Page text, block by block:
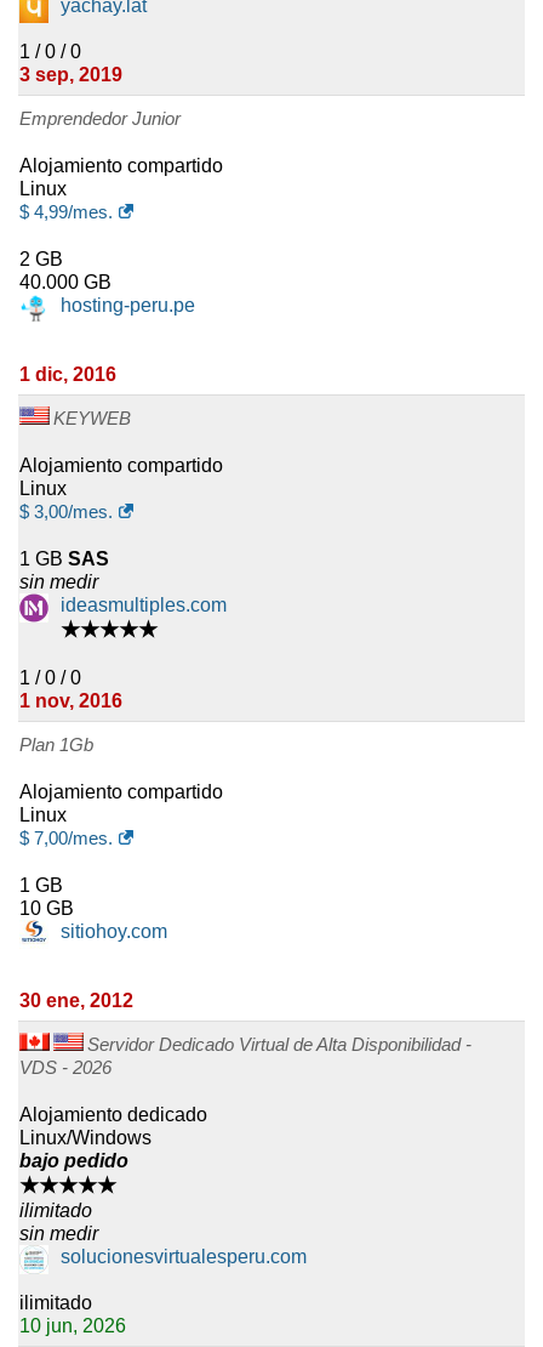
yachay.lat
1 / 0 / 0
3 sep, 2019
Emprendedor Junior
Alojamiento compartido
Linux
$ 4,99/mes.
2 GB
40.000 GB
hosting-peru.pe
1 dic, 2016
KEYWEB
Alojamiento compartido
Linux
$ 3,00/mes.
1 GB SAS
sin medir
ideasmultiples.com
★★★★★
1 / 0 / 0
1 nov, 2016
Plan 1Gb
Alojamiento compartido
Linux
$ 7,00/mes.
1 GB
10 GB
sitiohoy.com
30 ene, 2012
Servidor Dedicado Virtual de Alta Disponibilidad -
VDS - 2026
Alojamiento dedicado
Linux/Windows
bajo pedido
★★★★★
ilimitado
sin medir
solucionesvirtualesperu.com
ilimitado
10 jun, 2026